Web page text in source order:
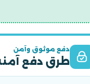
دفع موثوق وآمن
طرق دفع